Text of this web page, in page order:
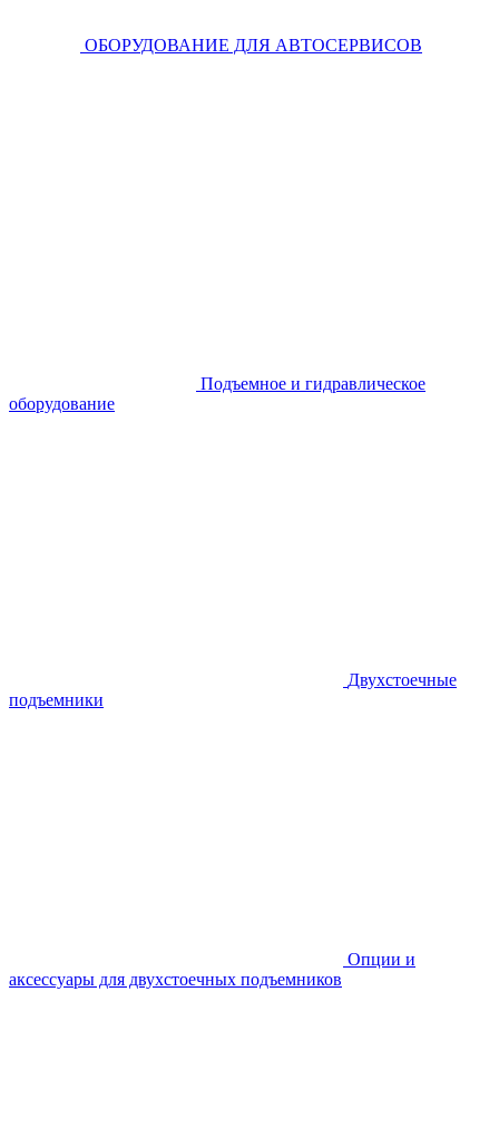
ОБОРУДОВАНИЕ ДЛЯ АВТОСЕРВИСОВ
Подъемное и гидравлическое
оборудование
Двухстоечные
подъемники
Опции и
аксессуары для двухстоечных подъемников